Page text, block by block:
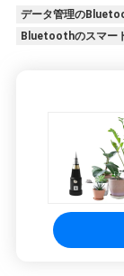
データ管理の
Bluetoothのスマー